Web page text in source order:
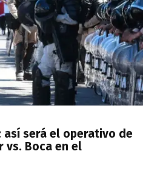
será el operativo de
vs. Boca en el